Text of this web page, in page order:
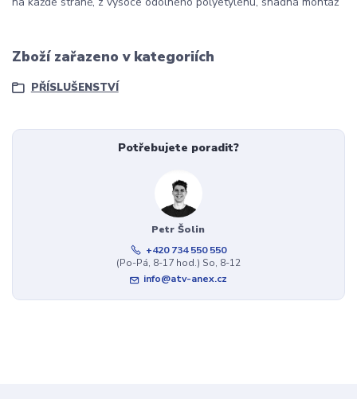
Zboží zařazeno v kategoriích
PŘÍSLUŠENSTVÍ
Potřebujete poradit?
Petr Šolin
+420 734 550 550
(Po-Pá, 8-17 hod.) So, 8-12
info@atv-anex.cz